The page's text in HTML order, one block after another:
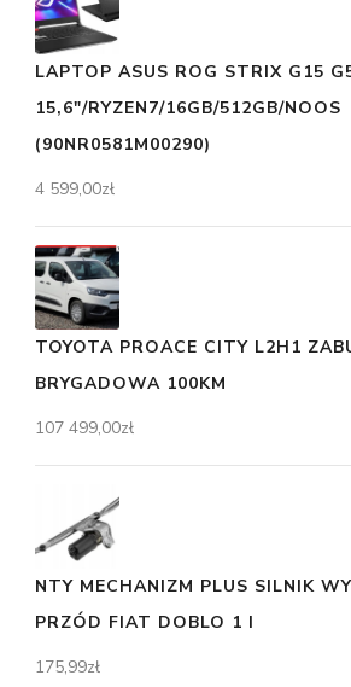
LAPTOP ASUS ROG STRIX G15
15,6"/RYZEN7/16GB/512GB/NOOS
(90NR0581M00290)
4 599,00zł
TOYOTA PROACE CITY L2H1
BRYGADOWA 100KM
107 499,00zł
NTY MECHANIZM PLUS SILNIK
PRZÓD FIAT DOBLO 1 I
175,99zł